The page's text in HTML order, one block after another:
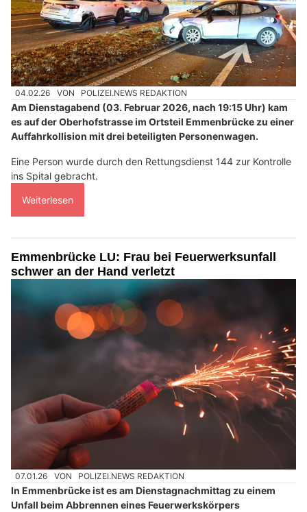
04.02.26 VON POLIZEI.NEWS REDAKTION
Am Dienstagabend (03. Februar 2026, nach 19:15 Uhr) kam
es auf der Oberhofstrasse im Ortsteil Emmenbrücke zu einer
Auffahrkollision mit drei beteiligten Personenwagen.
Eine Person wurde durch den Rettungsdienst 144 zur Kontrolle
ins Spital gebracht.
Weiterlesen
Emmenbrücke LU: Frau bei Feuerwerksunfall
schwer an der Hand verletzt
07.01.26 VON POLIZEI.NEWS REDAKTION
In Emmenbrücke ist es am Dienstagnachmittag zu einem
Unfall beim Abbrennen eines Feuerwerkskörpers